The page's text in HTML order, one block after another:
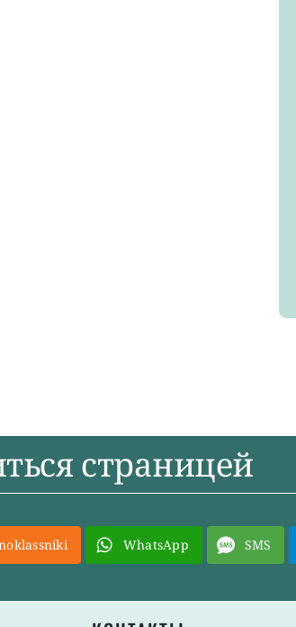
страницей
WhatsApp SMS